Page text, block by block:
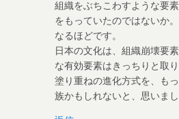
組織をぶちこわすような要
をもっていたのではないか。
なるほどです。
日本の文化は、組織崩壊要
な有効要素はきっちりと取
塗り重ねの進化方式を、も
族かもしれないと、思いまし